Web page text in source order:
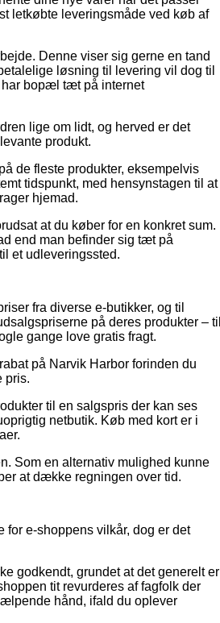
letkøbte leveringsmåde ved køb af
Denne viser sig gerne en tand
løsning til levering vil dog til
bopæl tæt på internet
lige om lidt, og herved er det
produkt.
de fleste produkter, eksempelvis
tidspunkt, med hensynstagen til at
hjemad.
at du køber for en konkret sum.
end man befinder sig tæt på
et udleveringssted.
fra diverse e-butikker, og til
på deres produkter – til
gange love gratis fragt.
på Narvik Harbor forinden du
pris.
til en salgspris der kan ses
netbutik. Køb med kort er i
Som en alternativ mulighed kunne
at dække regningen over tid.
for e-shoppens vilkår, dog er det
godkendt, grundet at det generelt er
tit revurderes af fagfolk der
hånd, ifald du oplever